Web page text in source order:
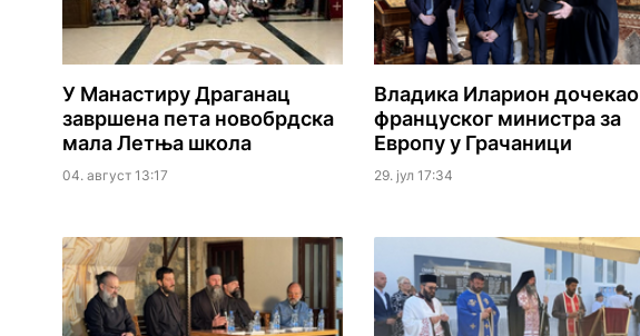
У Манастиру Драганац
завршена пета новобрдска
мала Летња школа
04. август 13:17
Владика Иларион дочекао
француског министра за
Европу у Грачаници
29. јул 17:34